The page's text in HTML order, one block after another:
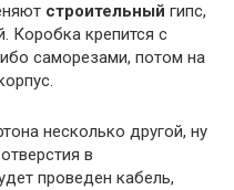
строительный гипс,
Коробка крепится с
саморезами, потом на
несколько другой, ну
в
проведен кабель,